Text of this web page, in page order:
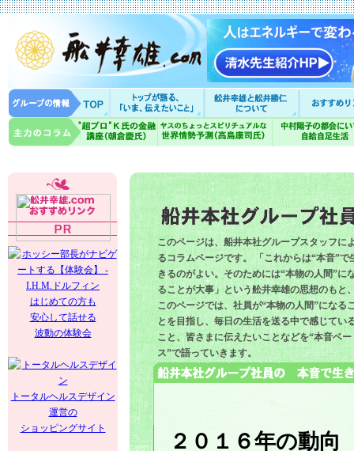
はじめての方も
安心して話せる
波動の体験会
トータルヘルスデザイン
運営の
ショッピングサイト
このページは、船井本社グループスタッフに
るコラムページです。 「これからは“本音”で
きるのがよい。そのためには“本物の人間”に
ることが大事」という舩井幸雄の思想のもと
このページでは、社員が“本物の人間”になる
とを目指し、毎日の生活を送る中で感じてい
こと、皆さまに伝えたいことなどを“本音ベー
ス”で語っていきます。
２０１６年の動向